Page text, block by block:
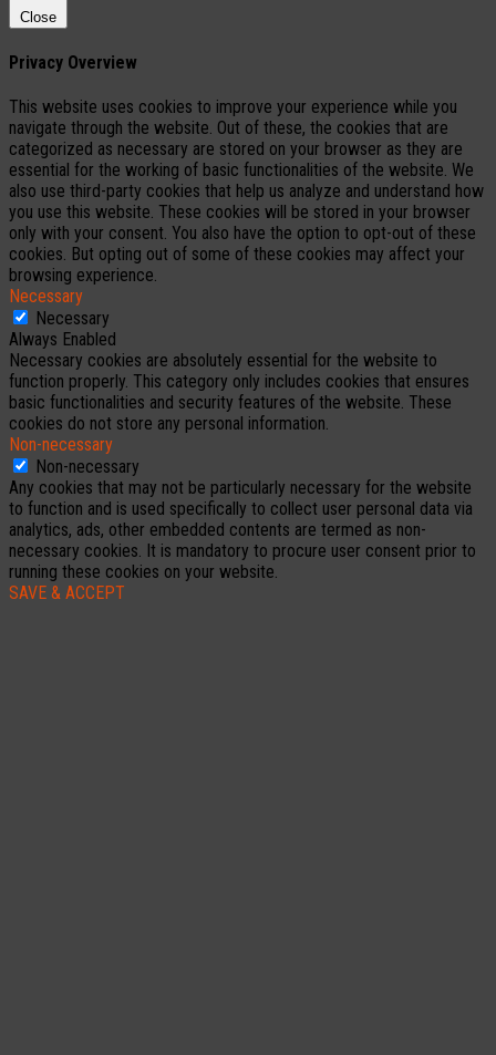
Close
Privacy Overview
This website uses cookies to improve your experience while you
navigate through the website. Out of these, the cookies that are
categorized as necessary are stored on your browser as they are
essential for the working of basic functionalities of the website. We
also use third-party cookies that help us analyze and understand how
you use this website. These cookies will be stored in your browser
only with your consent. You also have the option to opt-out of these
cookies. But opting out of some of these cookies may affect your
browsing experience.
Necessary
Necessary
Always Enabled
Necessary cookies are absolutely essential for the website to
function properly. This category only includes cookies that ensures
basic functionalities and security features of the website. These
cookies do not store any personal information.
Non-necessary
Non-necessary
Any cookies that may not be particularly necessary for the website
to function and is used specifically to collect user personal data via
analytics, ads, other embedded contents are termed as non-
necessary cookies. It is mandatory to procure user consent prior to
running these cookies on your website.
SAVE & ACCEPT